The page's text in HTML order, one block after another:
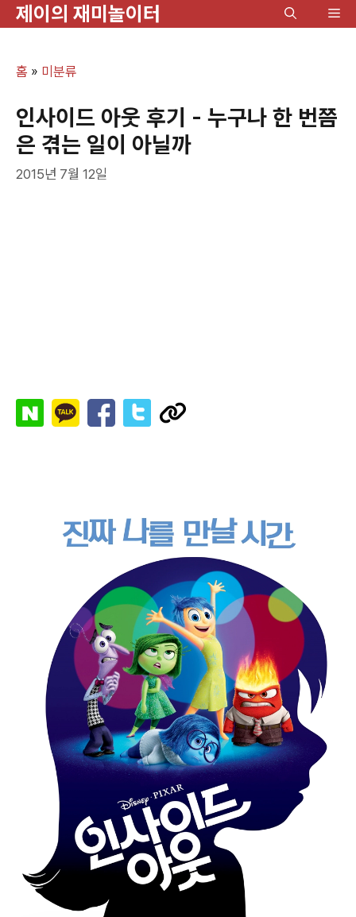
제이의 재미놀이터
메
홈 » 미분류
인사이드 아웃 후기 - 누구나 한 번쯤
은 겪는 일이 아닐까
2015년 7월 12일